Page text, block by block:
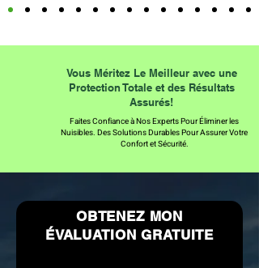
Vous Méritez Le Meilleur avec une
Protection Totale et des Résultats
Assurés!
Faites Confiance à Nos Experts Pour Éliminer les
Nuisibles. Des Solutions Durables Pour Assurer Votre
Confort et Sécurité.
OBTENEZ MON
ÉVALUATION GRATUITE